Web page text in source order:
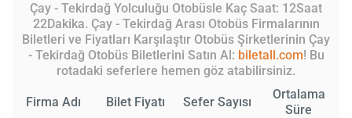
Çay - Tekirdağ Yolculuğu Otobüsle Kaç Saat: 12Saat
22Dakika. Çay - Tekirdağ Arası Otobüs Firmalarının
Biletleri ve Fiyatları Karşılaştır Otobüs Şirketlerinin Çay
- Tekirdağ Otobüs Biletlerini Satın Al: biletall.com! Bu
rotadaki seferlere hemen göz atabilirsiniz.
Firma Adı Bilet Fiyatı Sefer Sayısı
Ortalama
Süre